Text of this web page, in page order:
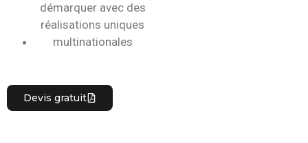
démarquer avec des
réalisations uniques
multinationales
Devis gratuit